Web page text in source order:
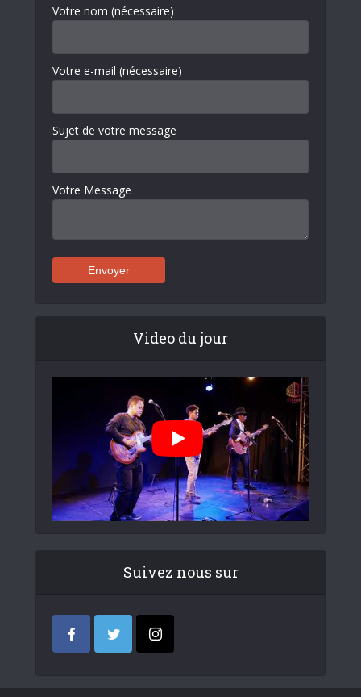
Votre nom (nécessaire)
Votre e-mail (nécessaire)
Sujet de votre message
Votre Message
Video du jour
Suivez nous sur